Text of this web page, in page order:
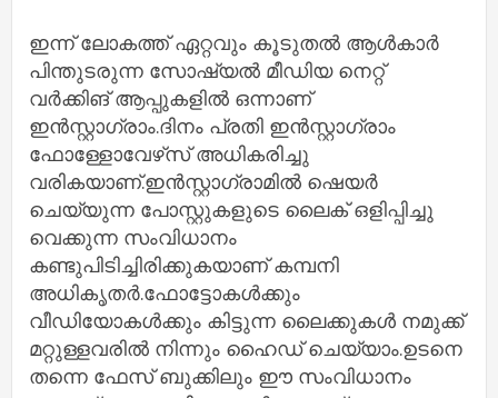
ഇന്ന് ലോകത്ത് ഏറ്റവും കൂടുതൽ ആൾകാർ
പിന്തുടരുന്ന സോഷ്യൽ മീഡിയ നെറ്റ്
വർക്കിങ് ആപ്പുകളിൽ ഒന്നാണ്
ഇൻസ്റ്റാഗ്രാം.ദിനം പ്രതി ഇൻസ്റ്റാഗ്രാം
ഫോള്ളോവേഴ്‌സ് അധികരിച്ചു
വരികയാണ്.ഇൻസ്റ്റാഗ്രാമിൽ ഷെയർ
ചെയ്യുന്ന പോസ്റ്റുകളുടെ ലൈക്‌ ഒളിപ്പിച്ചു
വെക്കുന്ന സംവിധാനം
കണ്ടുപിടിച്ചിരിക്കുകയാണ് കമ്പനി
അധികൃതർ.ഫോട്ടോകൾക്കും
വീഡിയോകൾക്കും കിട്ടുന്ന ലൈക്കുകൾ നമുക്ക്
മറ്റുള്ളവരിൽ നിന്നും ഹൈഡ് ചെയ്യാം.ഉടനെ
തന്നെ ഫേസ് ബുക്കിലും ഈ സംവിധാനം